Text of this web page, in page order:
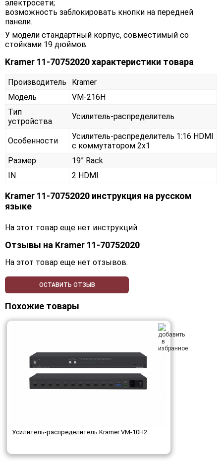
электросети;
возможность заблокировать кнопки на передней
панели.
У модели стандартный корпус, совместимый со
стойками 19 дюймов.
Kramer 11-70752020 характеристики товара
Производитель
Kramer
Модель
VM-216H
Тип
устройства
Усилитель-распределитель
Особенности
Усилитель-распределитель 1:16 HDMI
с коммутатором 2х1
Размер
19” Rack
IN
2 HDMI
Kramer 11-70752020 инструкция на русском
языке
На этот товар еще нет инструкций
Отзывы на Kramer 11-70752020
На этот товар еще нет отзывов.
ОСТАВИТЬ ОТЗЫВ
Похожие товары
Усилитель-распределитель Kramer VM-10H2